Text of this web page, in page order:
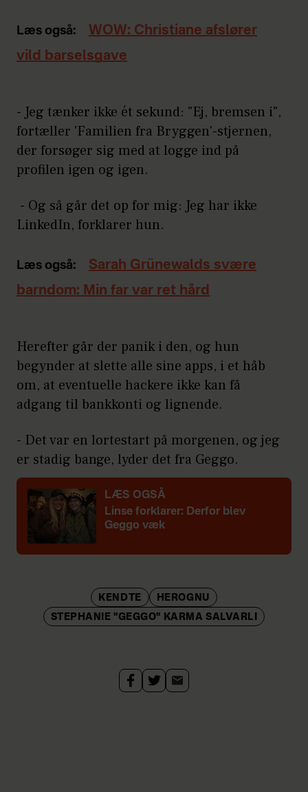
Læs også:
WOW: Christiane afslører
vild barselsgave
- Jeg tænker ikke ét sekund: "Ej, bremsen i",
fortæller 'Familien fra Bryggen'-stjernen,
der forsøger sig med at logge ind på
profilen igen og igen.
- Og så går det op for mig: Jeg har ikke
LinkedIn, forklarer hun.
Læs også:
Sarah Grünewalds svære
barndom: Min far var ret hård
Herefter går der panik i den, og hun
begynder at slette alle sine apps, i et håb
om, at eventuelle hackere ikke kan få
adgang til bankkonti og lignende.
- Det var en lortestart på morgenen, og jeg
er stadig bange, lyder det fra Geggo.
LÆS OGSÅ
Linse forklarer: Derfor blev
Geggo væk
KENDTE
HEROGNU
STEPHANIE "GEGGO" KARMA SALVARLI